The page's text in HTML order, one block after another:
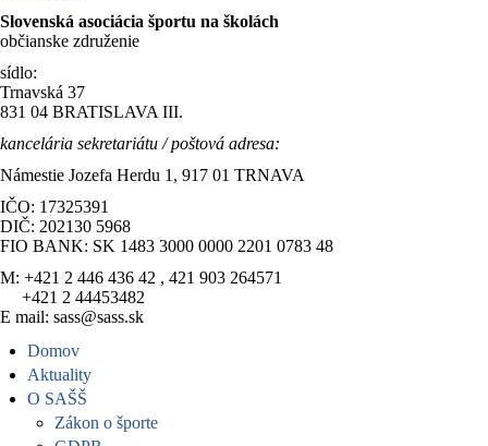
Slovenská asociácia športu na školách
občianske združenie
sídlo:
Trnavská 37
831 04 BRATISLAVA III.
kancelária sekretariátu / poštová adresa:
Námestie Jozefa Herdu 1, 917 01 TRNAVA
IČO: 17325391
DIČ: 202130 5968
FIO BANK: SK 1483 3000 0000 2201 0783 48
M: +421 2 446 436 42 , 421 903 264571
+421 2 44453482
E mail: sass@sass.sk
Domov
Aktuality
O SAŠŠ
Zákon o športe